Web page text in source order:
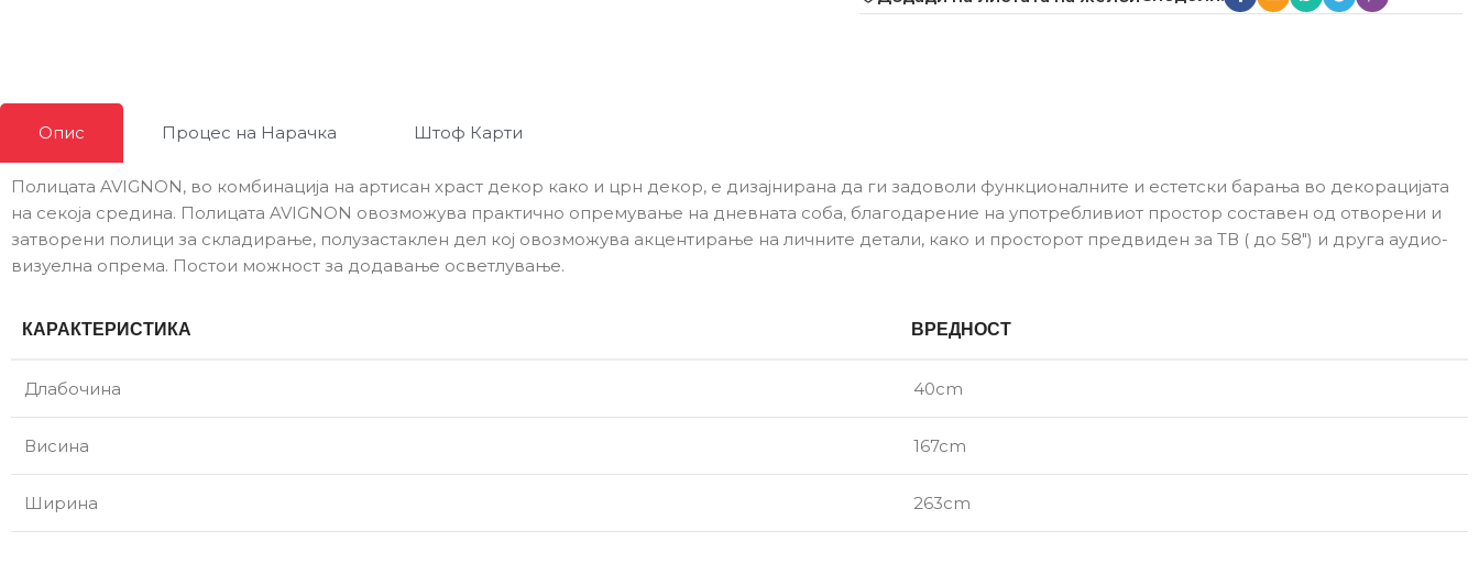
Опис Процес на Нарачка Штоф Карти
Полицата AVIGNON, во комбинација на артисан храст декор како и црн декор, е дизајнирана да ги задоволи функционалните и естетски барања во декорацијата
на секоја средина. Полицата AVIGNON овозможува практично опремување на дневната соба, благодарение на употребливиот простор составен од отворени и
затворени полици за складирање, полузастаклен дел кој овозможува акцентирање на личните детали, како и просторот предвиден за ТВ ( до 58″) и друга аудио-
визуелна опрема. Постои можност за додавање осветлување.
КАРАКТЕРИСТИКА ВРЕДНОСТ
Длабочина 40cm
Висина 167cm
Ширина 263cm